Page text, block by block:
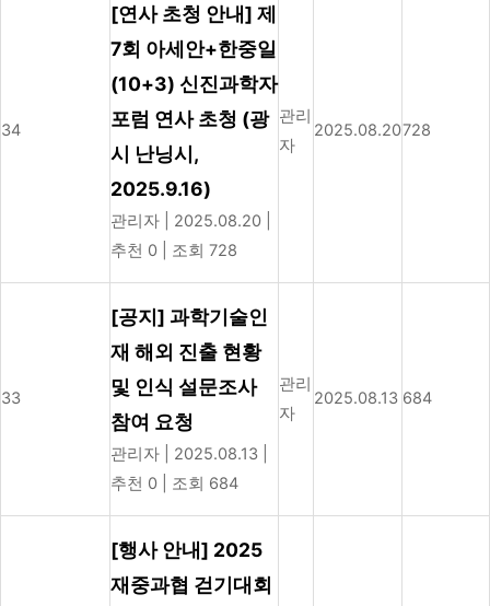
34
[연사 초청 안내] 제
7회 아세안+한중일
(10+3) 신진과학자
포럼 연사 초청 (광
시 난닝시,
2025.9.16)
관리자 2025.08.20
추천 0
조회 728
관리
자
2025.08.20728
33
[공지] 과학기술인
재 해외 진출 현황
및 인식 설문조사
참여 요청
관리자 2025.08.13
추천 0
조회 684
관리
자
2025.08.13 684
[행사 안내] 2025
재중과협 걷기대회